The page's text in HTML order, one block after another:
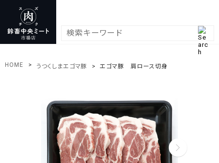
HOME うつくしまエゴマ豚 エゴマ豚 肩ロース切身